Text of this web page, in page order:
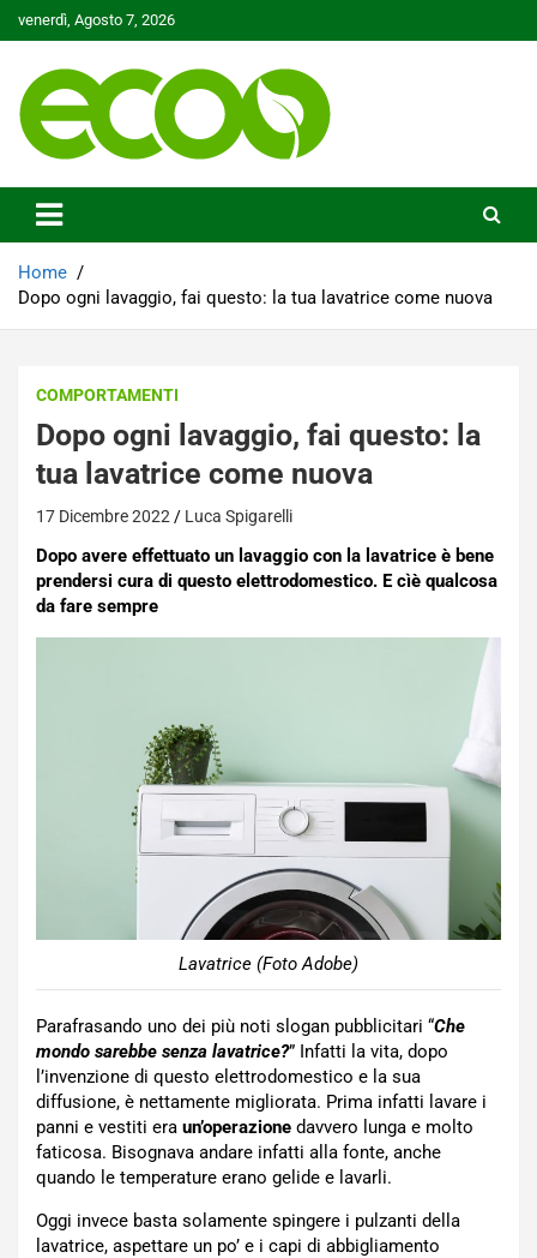
to
venerdì, Agosto 7, 2026
Ecoo.it
Home
Dopo ogni lavaggio, fai questo: la tua lavatrice come nuova
COMPORTAMENTI
Dopo ogni lavaggio, fai questo: la
tua lavatrice come nuova
17 Dicembre 2022 Luca Spigarelli
Dopo avere effettuato un lavaggio con la lavatrice è bene
prendersi cura di questo elettrodomestico. E cìè qualcosa
da fare sempre
Lavatrice (Foto Adobe)
Parafrasando uno dei più noti slogan pubblicitari “Che
mondo sarebbe senza lavatrice?” Infatti la vita, dopo
l’invenzione di questo elettrodomestico e la sua
diffusione, è nettamente migliorata. Prima infatti lavare i
panni e vestiti era un’operazione davvero lunga e molto
faticosa. Bisognava andare infatti alla fonte, anche
quando le temperature erano gelide e lavarli.
Oggi invece basta solamente spingere i pulzanti della
lavatrice, aspettare un po’ e i capi di abbigliamento